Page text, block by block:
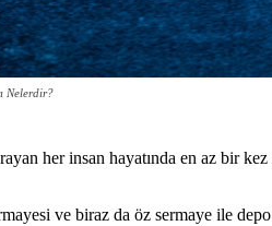
Nelerdir?
her insan hayatında en az bir kez
ve biraz da öz sermaye ile